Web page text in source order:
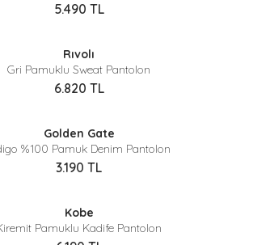
5.490 TL
Rıvolı
Gri Pamuklu Sweat Pantolon
6.820 TL
Golden Gate
%100 Pamuk Denim Pantolon
3.190 TL
Kobe
Pamuklu Kadife Pantolon